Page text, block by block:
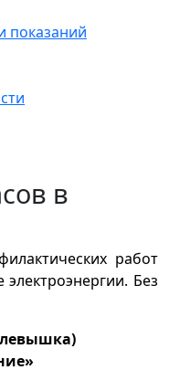
показаний
в
работ
Без